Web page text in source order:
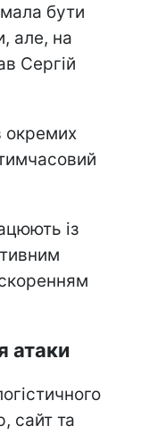
бути
але, на
Сергій
окремих
із
атаки
сайт та